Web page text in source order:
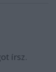
írsz.